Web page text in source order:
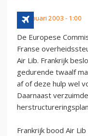
22 januari 2003 - 1:00
De Europese
Franse
Air Lib. Frankrijk
gedurende twaalf
af of deze hulp wel
Daarnaast
Frankrijk bood Air